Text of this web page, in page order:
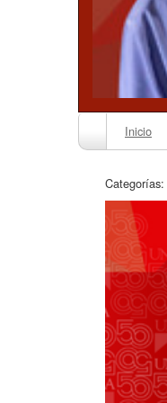
Inicio
Categorías: